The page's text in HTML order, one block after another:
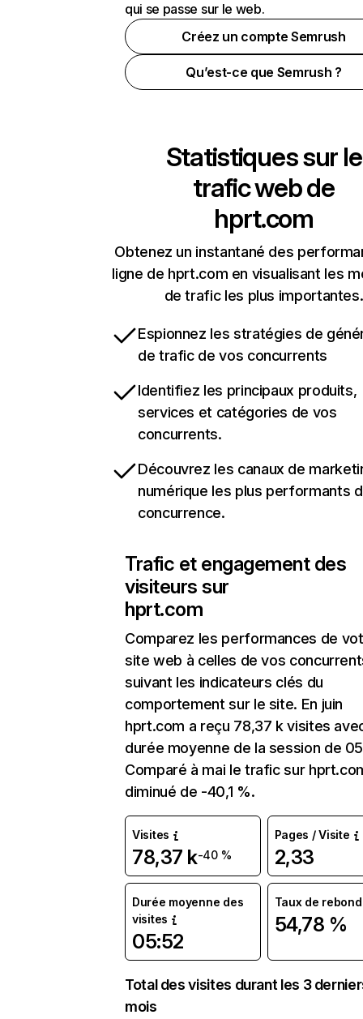
qui se passe sur le web.
Créez un compte Semrush
Qu’est-ce que Semrush ?
Statistiques sur le
trafic web de
hprt.com
Obtenez un instantané des
ligne de hprt.com en visualisant les
de trafic les plus importantes.
Espionnez les stratégies de
de trafic de vos concurrents
Identifiez les principaux produits,
services et catégories de vos
concurrents.
Découvrez les canaux de
numérique les plus performants
concurrence.
Trafic et engagement des
visiteurs sur
hprt.com
Comparez les performances de
site web à celles de vos
suivant les indicateurs clés du
comportement sur le site. En juin
hprt.com a reçu 78,37 k visites
durée moyenne de la session de
Comparé à mai le trafic sur
diminué de -40,1 %.
Visites
78,37 k-40 %
Pages / Visite
2,33
Durée moyenne des
visites
05:52
Taux de rebond
54,78 %
Total des visites durant les 3
mois